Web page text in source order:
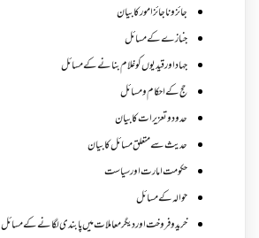
جائز و ناجائزامور کا بیان
جنازے کےمسائل
جہاد اور قیدیوں کو غلام بنانے کے مسائل
حج کے احکام ومسائل
حدود و تعزیرات کا بیان
حدیث سے متعلق مسائل کا بیان
حکومت امارت اور سیاست
حوالہ کے مسائل
خرید و فروخت اور دیگر معاملات میں پابندی لگانے کے مسائل